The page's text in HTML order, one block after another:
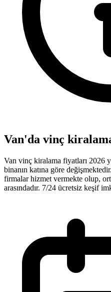
Van'da vinç
Van vinç kiralama fiyatları 2026
binanın katına göre
firmalar hizmet vermekte olup,
arasındadır. 7/24 ücretsiz keşif